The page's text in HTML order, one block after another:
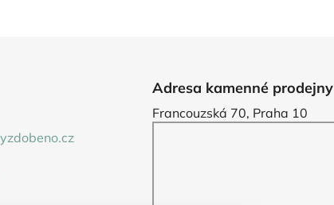
Adresa kamenné prodejny
Francouzská 70, Praha 10